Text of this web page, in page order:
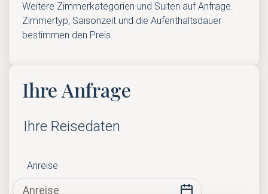
Weitere Zimmerkategorien und Suiten auf Anfrage.
Zimmertyp, Saisonzeit und die Aufenthaltsdauer
bestimmen den Preis.
Ihre Anfrage
Ihre Reisedaten
Anreise